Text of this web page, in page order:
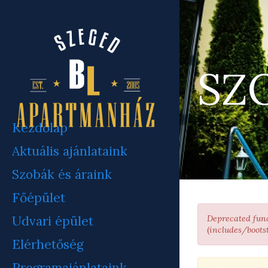
Ugrás
tartalomra
Kezdőlap
Aktuális ajánlataink
Szobák és áraink
Főépület
Udvari épület
Elérhetőség
Deprecated
(includes/